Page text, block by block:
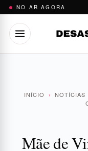
Pular
conteúdo
NO AR AGORA
INÍCIO › NOTÍCIAS
Mãe de